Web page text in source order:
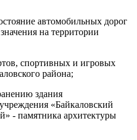
автомобильных дорог
на территории
спортивных и игровых
района;
здания
«Байкаловский
- памятника архитектуры